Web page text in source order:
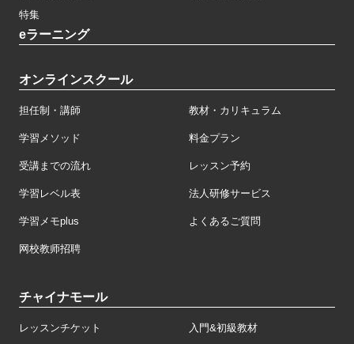
特集
eラーニング
オンラインスクール
担任制・講師 教材・カリキュラム
学習メソッド 料金プラン
受講までの流れ レッスン予約
学習レベル表 法人研修サービス
学習メモplus よくあるご質問
网校教师招聘
チャイナモール
レッスンチケット 入門&初級教材